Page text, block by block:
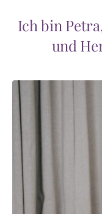
Ich bin
und